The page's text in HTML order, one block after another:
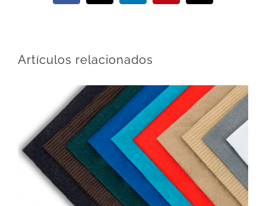
electrónico
Artículos relacionados